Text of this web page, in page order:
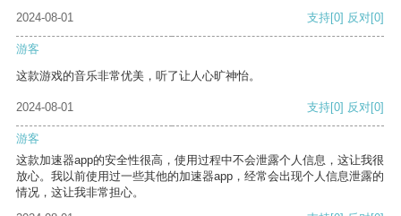
2024-08-01
支持[0] 反对[0]
游客
这款游戏的音乐非常优美，听了让人心旷神怡。
2024-08-01 支持[0] 反对[0]
游客
这款加速器app的安全性很高，使用过程中不会泄露个人信息，这让我很
放心。我以前使用过一些其他的加速器app，经常会出现个人信息泄露的
情况，这让我非常担心。